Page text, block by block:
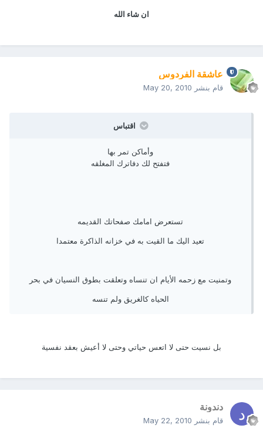
ان شاء الله
عاشقة الفردوس
قام بنشر May 20, 2010
اقتباس
وأماكن تمر بها
فتفتح لك دفاترك المغلقه
تستعرض امامك صفحاتك القديمه
تعيد اليك ما القيت به في خزانه الذاكرة معتمدا
وتمنيت مع زحمه الأيام ان تنساه وتعلقت بطوق النسيان في بحر
الحياه كالغريق ولم تنسه
بل نسيت حتى لا اتعس حياتي وحتى لا أعيش بعقد نفسية
دندونة
قام بنشر May 22, 2010